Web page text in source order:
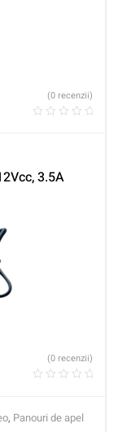
(0 recenzii)
3.5A
(0 recenzii)
, Panouri de apel